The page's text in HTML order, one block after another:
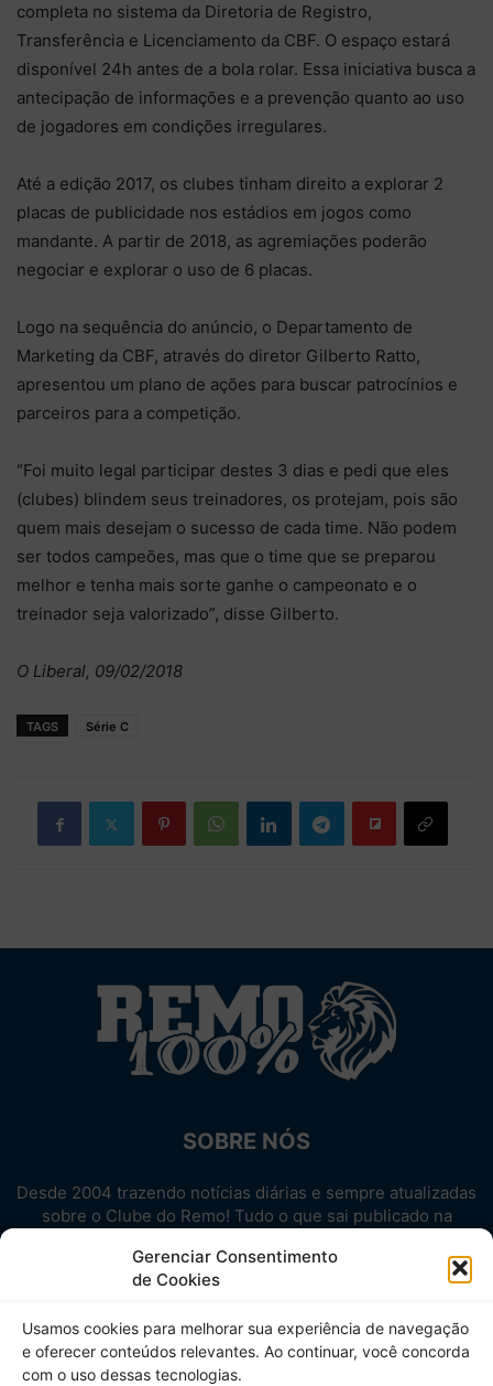
Gerenciar Consentimento
de Cookies
Usamos cookies para melhorar sua experiência de navegação
e oferecer conteúdos relevantes. Ao continuar, você concorda
com o uso dessas tecnologias.
completa no sistema da Diretoria de Registro,
Transferência e Licenciamento da CBF. O espaço estará
disponível 24h antes de a bola rolar. Essa iniciativa busca a
antecipação de informações e a prevenção quanto ao uso
de jogadores em condições irregulares.
Até a edição 2017, os clubes tinham direito a explorar 2
placas de publicidade nos estádios em jogos como
mandante. A partir de 2018, as agremiações poderão
negociar e explorar o uso de 6 placas.
Logo na sequência do anúncio, o Departamento de
Marketing da CBF, através do diretor Gilberto Ratto,
apresentou um plano de ações para buscar patrocínios e
parceiros para a competição.
“Foi muito legal participar destes 3 dias e pedi que eles
(clubes) blindem seus treinadores, os protejam, pois são
quem mais desejam o sucesso de cada time. Não podem
ser todos campeões, mas que o time que se preparou
melhor e tenha mais sorte ganhe o campeonato e o
treinador seja valorizado”, disse Gilberto.
O Liberal, 09/02/2018
TAGS Série C
SOBRE NÓS
Desde 2004 trazendo notícias diárias e sempre atualizadas
sobre o Clube do Remo! Tudo o que sai publicado na
Aproveite! Site não-oficial.
SIGA-NOS